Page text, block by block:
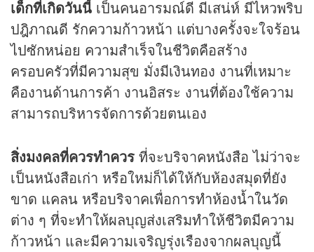
เด็กที่เกิดวันนี้ เป็นคนอารมณ์ดี มีเสน่ห์ มีไหวพริบ
ปฎิภาณดี รักความก้าวหน้า แต่บางครั้งจะใจร้อน
ไปซักหน่อย ความสำเร็จในชีวิตคือสร้าง
ครอบครัวที่มีความสุข มั่งมีเงินทอง งานที่เหมาะ
คืองานด้านการค้า งานอิสระ งานที่ต้องใช้ความ
สามารถบริหารจัดการด้วยตนเอง
สิ่งมงคลที่ควรทำควร ที่จะบริจาคหนังสือ ไม่ว่าจะ
เป็นหนังสือเก่า หรือใหม่ก็ได้ให้กับห้องสมุดที่ยัง
ขาด แคลน หรือบริจาคเพื่อการทำห้องน้ำในวัด
ต่าง ๆ ที่จะทำให้ผลบุญส่งเสริมทำให้ชีวิตมีความ
ก้าวหน้า และมีความเจริญรุ่งเรืองจากผลบุญนี้